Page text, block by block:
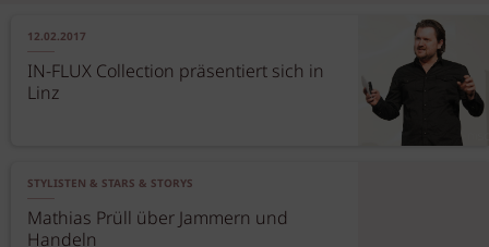
12.02.2017
IN-FLUX Collection präsentiert sich in
Linz
STYLISTEN & STARS & STORYS
Mathias Prüll über Jammern und
Handeln